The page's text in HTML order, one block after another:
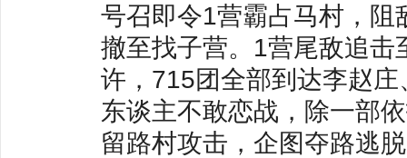
号召即令1营霸占马村，
撤至找子营。1营尾敌追
许，715团全部到达李赵
东谈主不敢恋战，除一部
留路村攻击，企图夺路逃